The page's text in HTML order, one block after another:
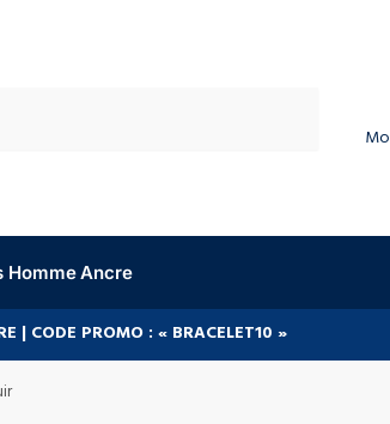
Homme Ancre
| CODE PROMO : « BRACELET10 »